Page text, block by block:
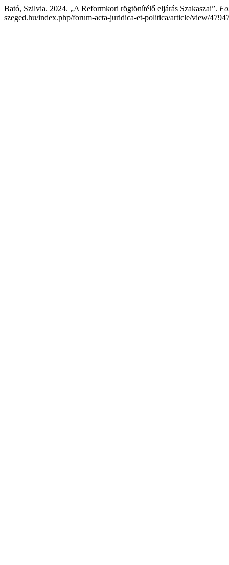
Bató, Szilvia. 2024. „A Reformkori rögtönítélő eljárás Szakaszai”.
szeged.hu/index.php/forum-acta-juridica-et-politica/article/view/